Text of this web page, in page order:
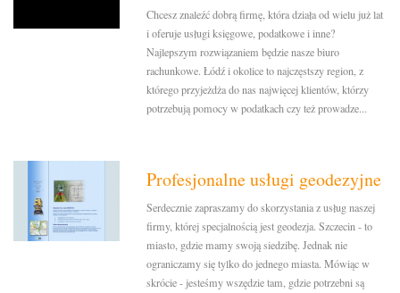
Chcesz znaleźć dobrą firmę, która działa od wielu już lat
i oferuje usługi księgowe, podatkowe i inne?
Najlepszym rozwiązaniem będzie nasze biuro
rachunkowe. Łódź i okolice to najczęstszy region, z
którego przyjeżdża do nas najwięcej klientów, którzy
potrzebują pomocy w podatkach czy też prowadze...
Profesjonalne usługi geodezyjne
Serdecznie zapraszamy do skorzystania z usług naszej
firmy, której specjalnością jest geodezja. Szczecin - to
miasto, gdzie mamy swoją siedzibę. Jednak nie
ograniczamy się tylko do jednego miasta. Mówiąc w
skrócie - jesteśmy wszędzie tam, gdzie potrzebni są